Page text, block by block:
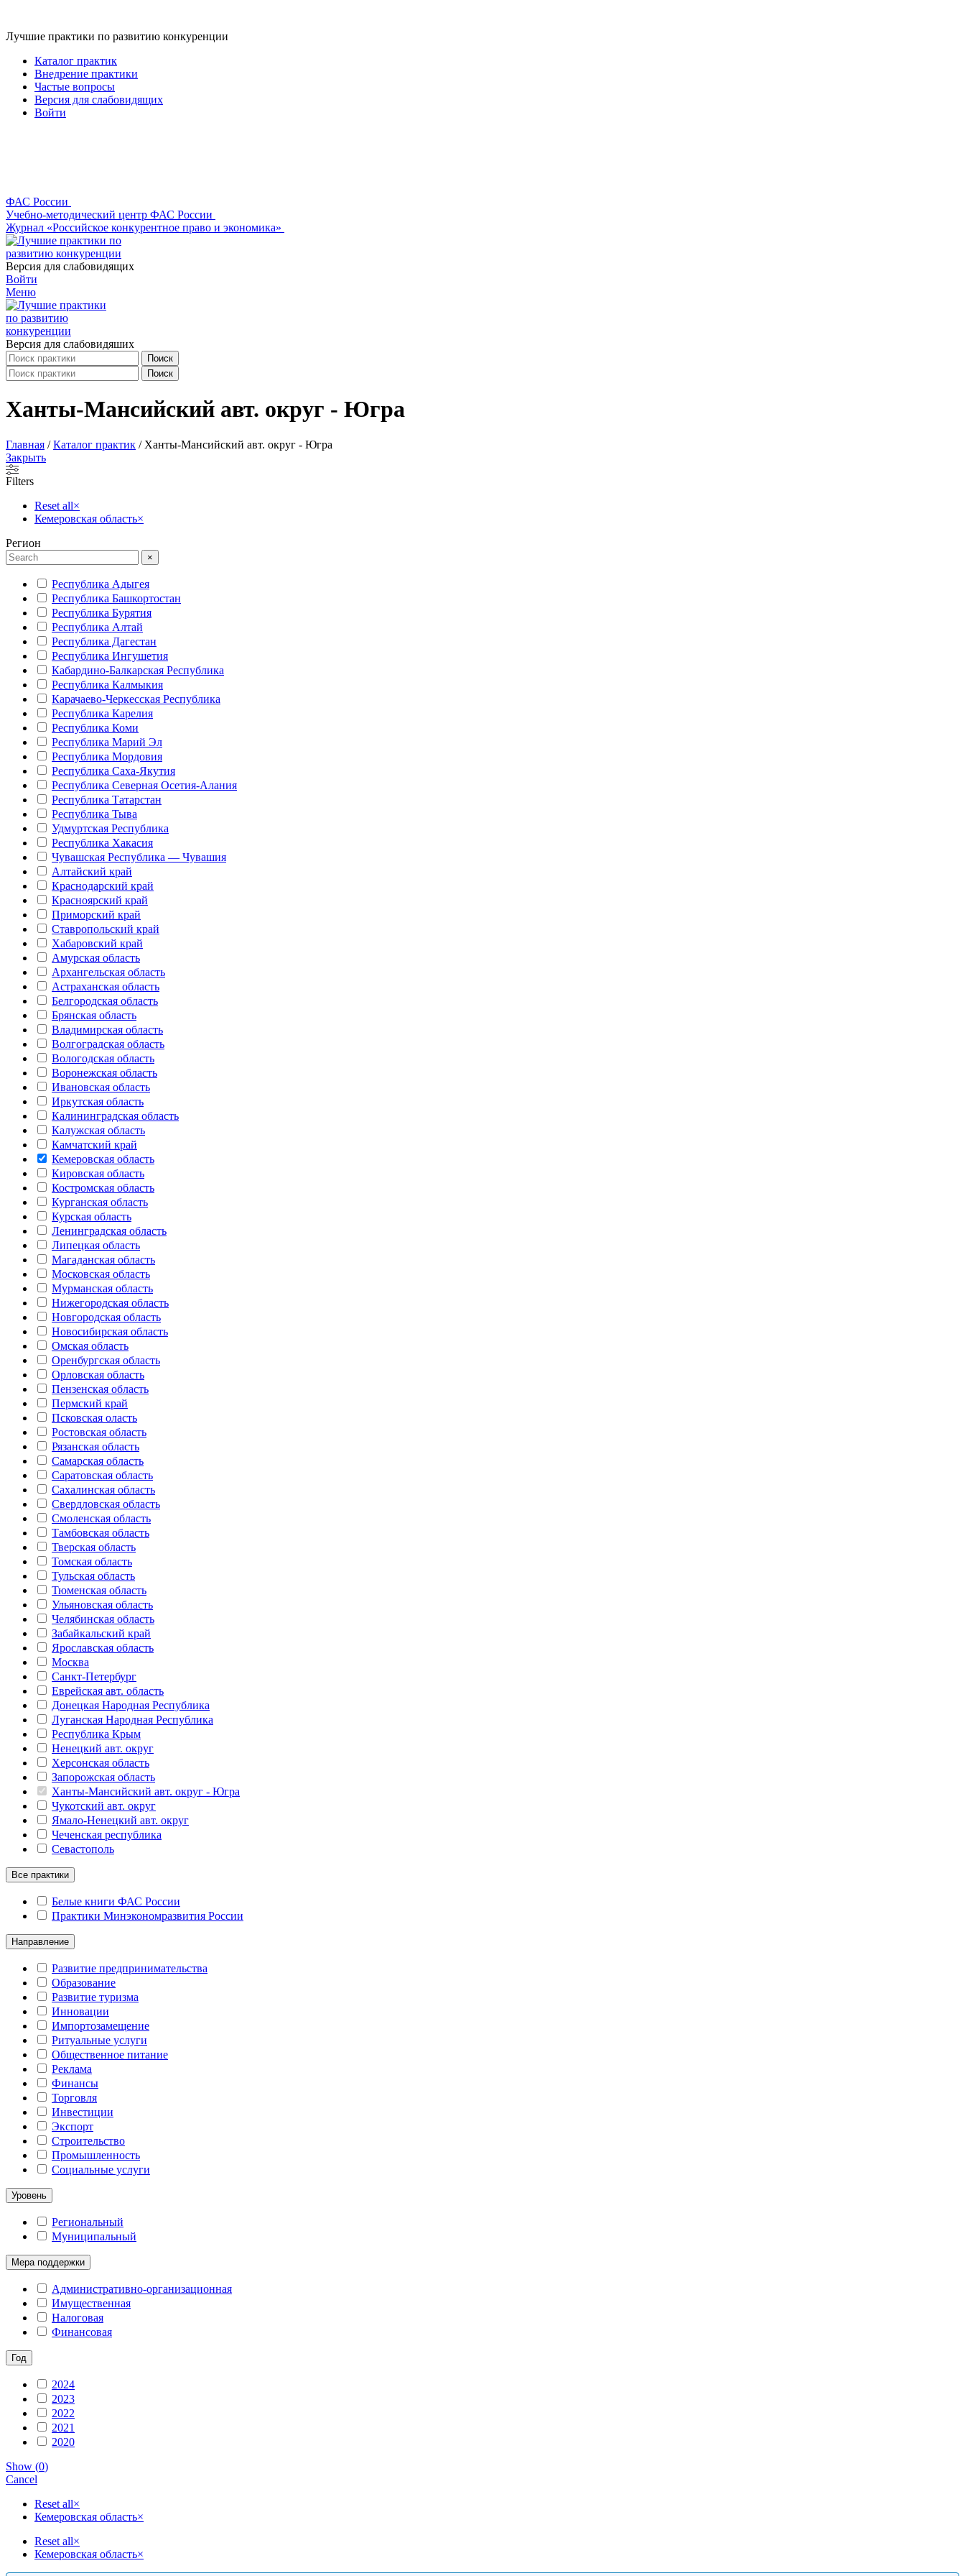
Лучшие практики по развитию конкуренции
Каталог практик
Внедрение практики
Частые вопросы
Версия для слабовидящих
Войти
ФАС России
Учебно-методический центр ФАС России
Журнал «Российское конкурентное право и экономика»
Версия для слабовидящих
Войти
Меню
Версия для слабовидяших
Поиск
Поиск
Ханты-Мансийский авт. округ - Югра
Главная /Каталог практик / Ханты-Мансийский авт. округ - Югра
Закрыть
Filters
Reset all×
Кемеровская область×
Регион
×
Республика Адыгея
Республика Башкортостан
Республика Бурятия
Республика Алтай
Республика Дагестан
Республика Ингушетия
Кабардино-Балкарская Республика
Республика Калмыкия
Карачаево-Черкесская Республика
Республика Карелия
Республика Коми
Республика Марий Эл
Республика Мордовия
Республика Саха-Якутия
Республика Северная Осетия-Алания
Республика Татарстан
Республика Тыва
Удмуртская Республика
Республика Хакасия
Чувашская Республика — Чувашия
Алтайский край
Краснодарский край
Красноярский край
Приморский край
Ставропольский край
Хабаровский край
Амурская область
Архангельская область
Астраханская область
Белгородская область
Брянская область
Владимирская область
Волгоградская область
Вологодская область
Воронежская область
Ивановская область
Иркутская область
Калининградская область
Калужская область
Камчатский край
Кемеровская область
Кировская область
Костромская область
Курганская область
Курская область
Ленинградская область
Липецкая область
Магаданская область
Московская область
Мурманская область
Нижегородская область
Новгородская область
Новосибирская область
Омская область
Оренбургская область
Орловская область
Пензенская область
Пермский край
Псковская оласть
Ростовская область
Рязанская область
Самарская область
Саратовская область
Сахалинская область
Свердловская область
Смоленская область
Тамбовская область
Тверская область
Томская область
Тульская область
Тюменская область
Ульяновская область
Челябинская область
Забайкальский край
Ярославская область
Москва
Санкт-Петербург
Еврейская авт. область
Донецкая Народная Республика
Луганская Народная Республика
Республика Крым
Ненецкий авт. округ
Херсонская область
Запорожская область
Ханты-Мансийский авт. округ - Югра
Чукотский авт. округ
Ямало-Ненецкий авт. округ
Чеченская республика
Севастополь
Все практики
Белые книги ФАС России
Практики Минэкономразвития России
Направление
Развитие предпринимательства
Образование
Развитие туризма
Инновации
Импортозамещение
Ритуальные услуги
Общественное питание
Реклама
Финансы
Торговля
Инвестиции
Экспорт
Строительство
Промышленность
Социальные услуги
Уровень
Региональный
Муниципальный
Мера поддержки
Административно-организационная
Имущественная
Налоговая
Финансовая
Год
2024
2023
2022
2021
2020
Show (0)
Cancel
Reset all×
Кемеровская область×
Reset all×
Кемеровская область×